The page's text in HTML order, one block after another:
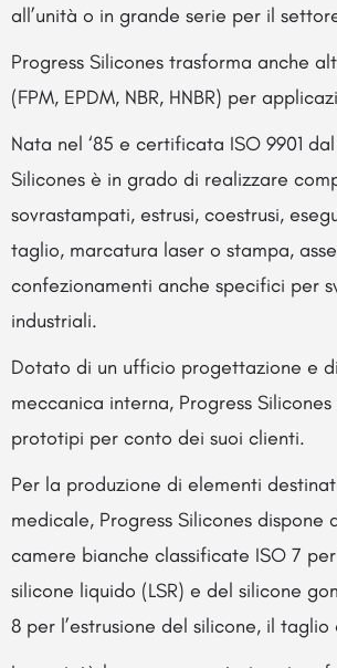
all’unità o in grande serie per il
Progress Silicones trasforma anche
(FPM, EPDM, NBR, HNBR) per
Nata nel ‘85 e certificata ISO 9901 dal
Silicones è in grado di realizzare
sovrastampati, estrusi, coestrusi,
taglio, marcatura laser o stampa,
confezionamenti anche specifici per
industriali.
Dotato di un ufficio progettazione e
meccanica interna, Progress
prototipi per conto dei suoi clienti.
Per la produzione di elementi
medicale, Progress Silicones dispone
camere bianche classificate ISO 7
silicone liquido (LSR) e del silicone
8 per l’estrusione del silicone, il taglio